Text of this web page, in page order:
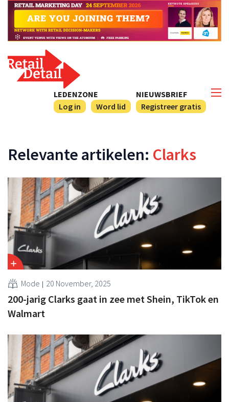
NIEUWSBRIEF
Registreer gratis
LEDENZONE
Log in
Word lid
Relevante artikelen: Clarks
Mode 20 November, 2025
200-jarig Clarks gaat in zee met Shein, TikTok en
Walmart